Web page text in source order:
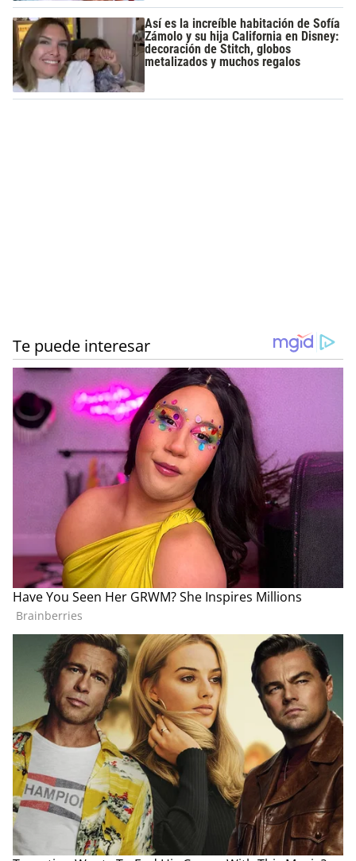
Así es la increíble habitación de Sofía
Zámolo y su hija California en Disney:
decoración de Stitch, globos
metalizados y muchos regalos